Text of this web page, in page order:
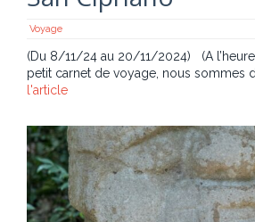
Voyage
(Du 8/11/24 au 20/11/2024) (A
petit carnet de voyage, nous sommes
l'article